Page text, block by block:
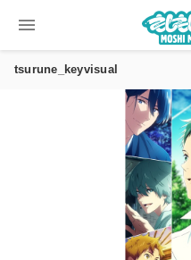
menu
tsurune_keyvisual